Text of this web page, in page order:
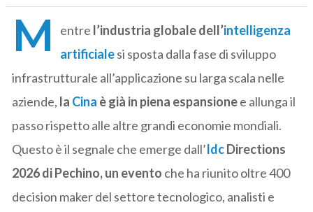
M entre l’industria globale dell’intelligenza
artificialesi sposta dalla fase di sviluppo
infrastrutturale all’applicazione su larga scala nelle
aziende, la Cina è già in piena espansionee allunga il
passo rispetto alle altre grandi economie mondiali.
Questo è il segnale che emerge dall’IdcDirections
2026 di Pechino, un evento che ha riunito oltre 400
decision maker del settore tecnologico, analisti e